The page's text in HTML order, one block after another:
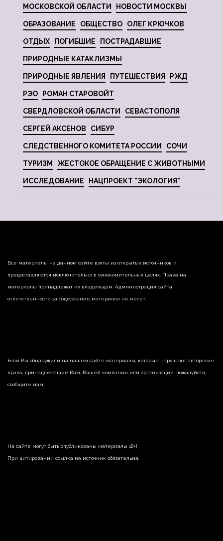
МОСКОВСКОЙ ОБЛАСТИ НОВОСТИ МОСКВЫ
ОБРАЗОВАНИЕ ОБЩЕСТВО ОЛЕГ КРЮЧКОВ
ОТДЫХ ПОГИБШИЕ ПОСТРАДАВШИЕ
ПРИРОДНЫЕ КАТАКЛИЗМЫ
ПРИРОДНЫЕ ЯВЛЕНИЯ ПУТЕШЕСТВИЯ РЖД
РЭО РОМАН СТАРОВОЙТ
СВЕРДЛОВСКОЙ ОБЛАСТИ СЕВАСТОПОЛЯ
СЕРГЕЙ АКСЕНОВ СИБУР
СЛЕДСТВЕННОГО КОМИТЕТА РОССИИ СОЧИ
ТУРИЗМ ЖЕСТОКОЕ ОБРАЩЕНИЕ С ЖИВОТНЫМИ
ИССЛЕДОВАНИЕ НАЦПРОЕКТ "ЭКОЛОГИЯ"
Все материалы на данном сайте взяты из открытых источников и
предоставляются исключительно в ознакомительных целях. Права на
материалы принадлежат их владельцам. Администрация сайта
ответственности за содержание материала не несет.
Если Вы обнаружили на нашем сайте материалы, которые нарушают авторские
права, принадлежащие Вам, Вашей компании или организации, пожалуйста,
сообщите нам.
На сайте могут быть опубликованы материалы 18+!
При цитировании ссылка на источник обязательна.